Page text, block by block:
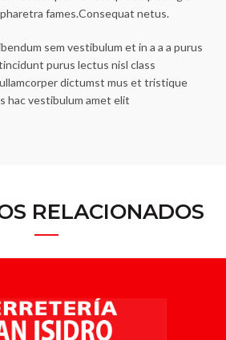
fames.Consequat netus.
sem vestibulum et in a a a purus
purus lectus nisl class
dictumst mus et tristique
hac vestibulum amet elit
RELACIONADOS